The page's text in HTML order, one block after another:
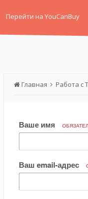
Перейти на YouCanBuy
Главная Работа с
Ваше имя
Ваш email-адрес